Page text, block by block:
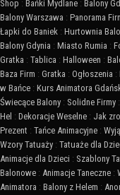
Shop : Bańki Mydlane : Balony
Balony Warszawa : Panorama
Łapki do Baniek : Hurtownia
Balony Gdynia : Miasto Rumia :
Gratka : Tablica : Halloween :
Baza Firm : Gratka : Ogłoszenia :
w Bańce : Kurs Animatora
Świecące Balony : Solidne Firmy :
Hel : Dekoracje Weselne : Jak
Prezent : Tańce Animacyjne :
Wzory Tatuaży : Tatuaże dla
Animacje dla Dzieci : Szablony
Balonowe : Animacje Taneczne :
Animatora : Balony z Helem :